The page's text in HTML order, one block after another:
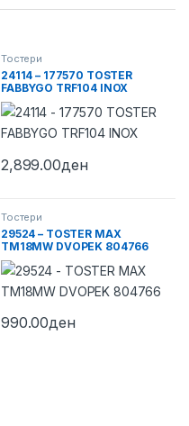
Тостери
24114 – 177570 TOSTER
FABBYGO TRF104 INOX
2,899.00ден
Тостери
29524 – TOSTER MAX
TM18MW DVOPEK 804766
990.00ден